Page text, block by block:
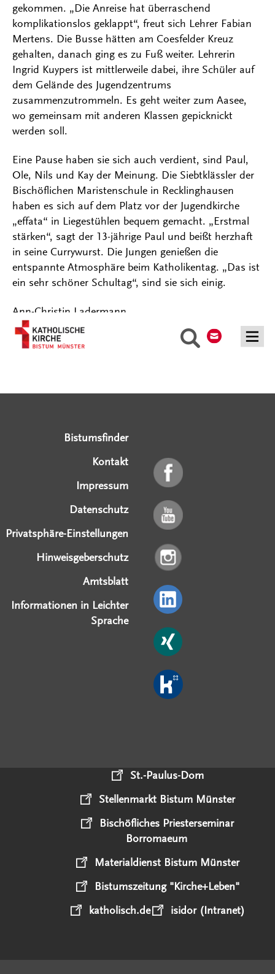
Suche
gekommen. „Die Anreise hat überraschend
komplikationslos geklappt“, freut sich Lehrer Fabian
Mertens. Die Busse hätten am Coesfelder Kreuz
gehalten, danach ging es zu Fuß weiter. Lehrerin
Ingrid Kuypers ist mittlerweile dabei, ihre Schüler auf
dem Gelände des Jugendzentrums
zusammenzutrommeln. Es geht weiter zum Aasee,
wo gemeinsam mit anderen Klassen gepicknickt
werden soll.
Eine Pause haben sie sich auch verdient, sind Paul,
Ole, Nils und Kay der Meinung. Die Siebtklässler der
Bischöflichen Maristenschule in Recklinghausen
haben es sich auf dem Platz vor der Jugendkirche
„effata“ in Liegestühlen bequem gemacht. „Erstmal
stärken“, sagt der 13-jährige Paul und beißt herzhaft
in seine Currywurst. Die Jungen genießen die
entspannte Atmosphäre beim Katholikentag. „Das ist
ein sehr schöner Schultag“, sind sie sich einig.
Ann-Christin Ladermann
Bistumsfinder
Kontakt
Impressum
Datenschutz
Privatsphäre-Einstellungen
Hinweisgeberschutz
Amtsblatt
Informationen in Leichter
Sprache
St.-Paulus-Dom
Stellenmarkt Bistum Münster
Bischöfliches Priesterseminar
Borromaeum
Materialdienst Bistum Münster
Bistumszeitung "Kirche+Leben"
katholisch.de
isidor (Intranet)